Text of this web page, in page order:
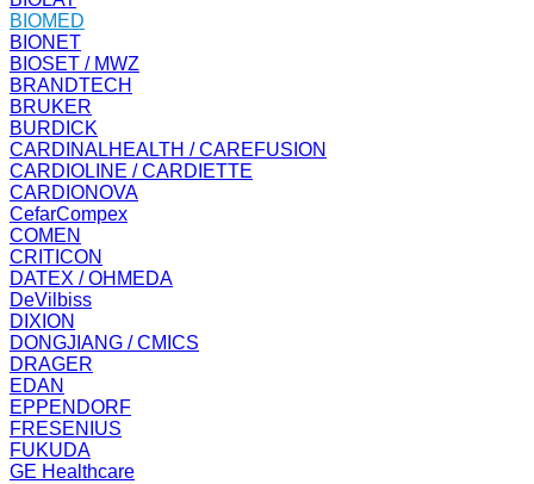
BIOMED
BIONET
BIOSET / MWZ
BRANDTECH
BRUKER
BURDICK
CARDINALHEALTH / CAREFUSION
CARDIOLINE / CARDIETTE
CARDIONOVA
CefarCompex
COMEN
CRITICON
DATEX / OHMEDA
DeVilbiss
DIXION
DONGJIANG / CMICS
DRAGER
EDAN
EPPENDORF
FRESENIUS
FUKUDA
GE Healthcare